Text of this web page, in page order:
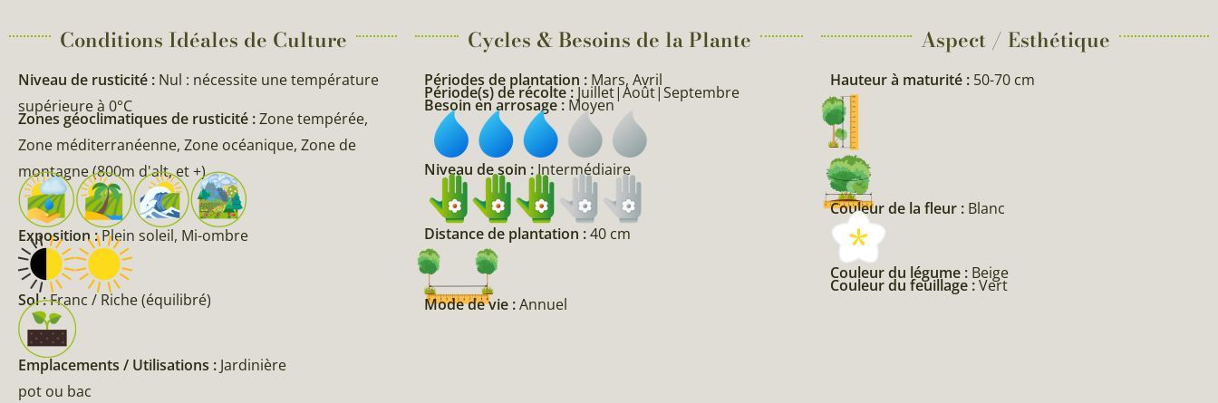
Conditions Idéales de Culture
Niveau de rusticité : Nul : nécessite une température
supérieure à 0°C
Zones géoclimatiques de rusticité :Zone tempérée,
Zone méditerranéenne, Zone océanique, Zone de
montagne (800m d'alt, et +)
Exposition :Plein soleil, Mi-ombre
Sol :Franc / Riche (équilibré)
Emplacements / Utilisations : Jardinière
pot ou bac
Cycles & Besoins de la Plante​
Périodes de plantation : Mars, Avril
Période(s) de récolte : Juillet|Août|Septembre
Besoin en arrosage : Moyen
Niveau de soin :Intermédiaire
Distance de plantation :40 cm
Mode de vie :Annuel
Aspect / Esthétique
Hauteur à maturité : 50-70 cm
Couleur de la fleur : Blanc
Couleur du légume : Beige
Couleur du feuillage :Vert